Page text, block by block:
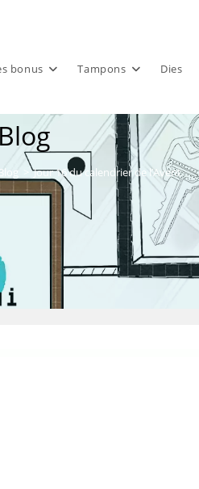
bonus Tampons Dies
Blog
Jour 16 du calendrier de l’Avent